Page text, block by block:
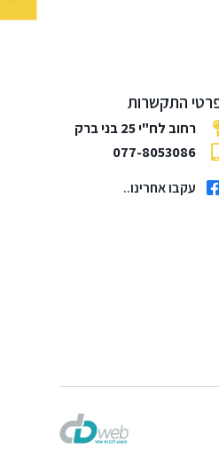
התקשרות
רחוב לח"י 25 בני ברק
077-8053086
עקבו אחרינו..